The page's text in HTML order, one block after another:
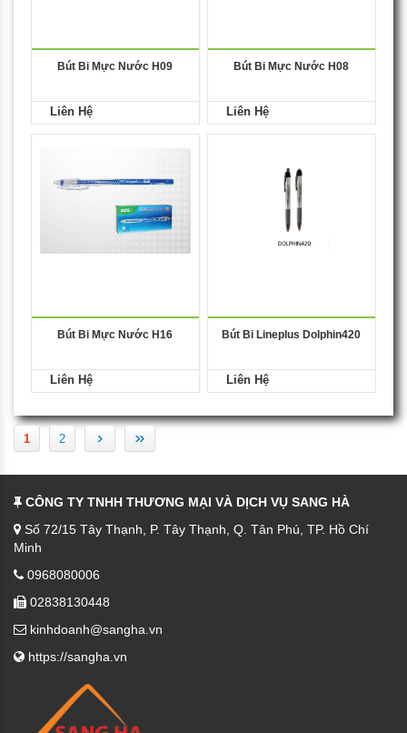
Bút Bi Mực Nước H09
Liên Hệ
Bút Bi Mực Nước H08
Liên Hệ
Bút Bi Mực Nước H16
Liên Hệ
Bút Bi Lineplus Dolphin420
Liên Hệ
1 2 › »
CÔNG TY TNHH THƯƠNG MẠI VÀ DỊCH VỤ SANG HÀ
Số 72/15 Tây Thạnh, P. Tây Thạnh, Q. Tân Phú, TP. Hồ Chí
Minh
0968080006
02838130448
kinhdoanh@sangha.vn
https://sangha.vn